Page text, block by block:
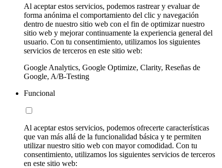
Al aceptar estos servicios, podemos rastrear y evaluar de
forma anónima el comportamiento del clic y navegación
dentro de nuestro sitio web con el fin de optimizar nuestro
sitio web y mejorar continuamente la experiencia general del
usuario. Con tu consentimiento, utilizamos los siguientes
servicios de terceros en este sitio web:
Google Analytics, Google Optimize, Clarity, Reseñas de
Google, A/B-Testing
Funcional
Al aceptar estos servicios, podemos ofrecerte características
que van más allá de la funcionalidad básica y te permiten
utilizar nuestro sitio web con mayor comodidad. Con tu
consentimiento, utilizamos los siguientes servicios de terceros
en este sitio web: